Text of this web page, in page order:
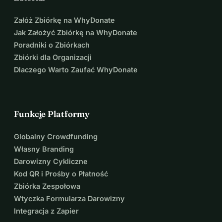
Załóż Zbiórkę na WhyDonate
Jak Założyć Zbiórkę na WhyDonate
Poradniki o Zbiórkach
Zbiórki dla Organizacji
Dlaczego Warto Zaufać WhyDonate
Funkcje Platformy
Globalny Crowdfunding
Własny Branding
Darowizny Cykliczne
Kod QR i Prośby o Płatność
Zbiórka Zespołowa
Wtyczka Formularza Darowizny
Integracja z Zapier